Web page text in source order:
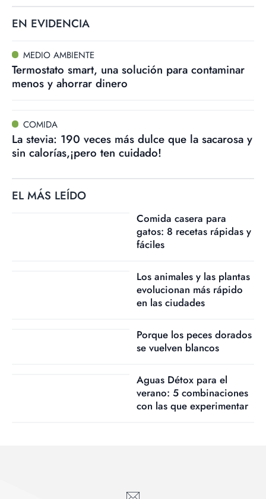
EN EVIDENCIA
MEDIO AMBIENTE
Termostato smart, una solución para contaminar
menos y ahorrar dinero
COMIDA
La stevia: 190 veces más dulce que la sacarosa y
sin calorías,¡pero ten cuidado!
EL MÁS LEÍDO
Comida casera para
gatos: 8 recetas rápidas y
fáciles
Los animales y las plantas
evolucionan más rápido
en las ciudades
Porque los peces dorados
se vuelven blancos
Aguas Détox para el
verano: 5 combinaciones
con las que experimentar